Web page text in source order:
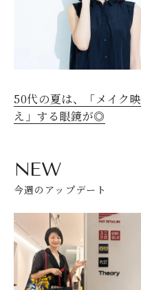
50代の夏は、「メイク映
え」する眼鏡が◎
NEW
今週のアップデート